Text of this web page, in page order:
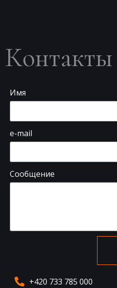
Контакты
Имя
e-mail
Сообщение
+420 733 785 000